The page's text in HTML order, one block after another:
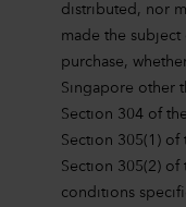
distributed, nor
made the
purchase,
Singapore other
Section 304 of
Section 305(1) of
Section 305(2) of
conditions